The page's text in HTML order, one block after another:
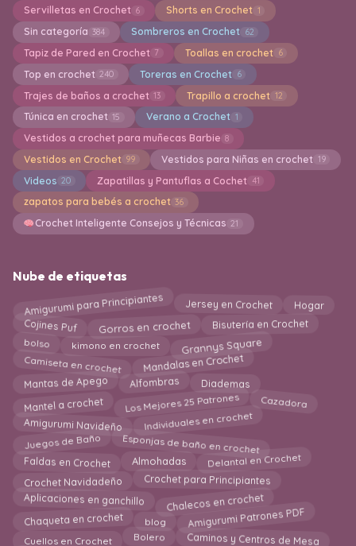
Servilletas en Crochet 6 Shorts en Crochet 1
Sin categoría 384 Sombreros en Crochet 62
Tapiz de Pared en Crochet 7 Toallas en crochet 6
Top en crochet 240 Toreras en Crochet 6
Trajes de baños a crochet 13 Trapillo a crochet 12
Túnica en crochet 15 Verano a Crochet 1
Vestidos a crochet para muñecas Barbie 8
Vestidos en Crochet 99 Vestidos para Niñas en crochet 19
Videos 20 Zapatillas y Pantuflas a Cochet 41
zapatos para bebés a crochet 36
Crochet Inteligente Consejos y Técnicas 21
Nube de etiquetas
Amigurumi para Principiantes Jersey en Crochet Hogar
Cojines Puf Gorros en crochet Bisutería en Crochet
bolso kimono en crochet Grannys Square
Camiseta en crochet Mandalas en Crochet
Mantas de Apego Alfombras Diademas
Mantel a crochet Los Mejores 25 Patrones Cazadora
Amigurumi Navideño Individuales en crochet
Juegos de Baño Esponjas de baño en crochet
Faldas en Crochet Almohadas Delantal en Crochet
Crochet Navidadeño Crochet para Principiantes
Aplicaciones en ganchillo Chalecos en crochet
Chaqueta en crochet blog Amigurumi Patrones PDF
Cuellos en Crochet Bolero Caminos y Centros de Mesa